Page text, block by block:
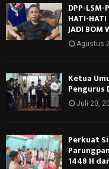
DPP-LSM-
HATI-HATI
JADI BOM
Agustus
Ketua
Pengurus
Juli 20,
Perkuat
1448 H